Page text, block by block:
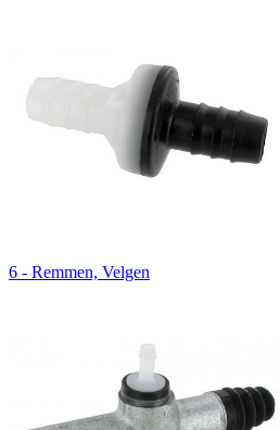
6 - Remmen, Velgen